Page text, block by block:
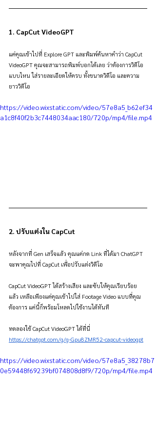
1. CapCut VideoGPT
แค่คุณเข้าไปที่ Explore GPT และพิมพ์ค้นหาคำว่า CapCut
VideoGPT คุณจะสามารถพิมพ์บอกได้เลย ว่าต้องการวิดีโอ
แบบไหน ใส่รายละเอียดให้ครบ ทั้งขนาดวิดีโอ และความ
ยาววิดีโอ
https://video.wixstatic.com/video/57e8a5_b62ef34
a1c8f40f2b3c7448034aac180/720p/mp4/file.mp4
2. ปรับแต่งใน CapCut
หลังจากที่ Gen เสร็จแล้ว คุณแค่กด Link ที่ได้มา ChatGPT
จะพาคุณไปที่ CapCut เพื่อปรับแต่งวิดีโอ
CapCut VideoGPT ได้สร้างเสียง และซับให้คุณเรียบร้อย
แล้ว เหลือเพียงแค่คุณเข้าไปใส่ Footage Video แบบที่คุณ
ต้องการ แค่นี้ก็พร้อมโหลดไปใช้งานได้ทันที
ทดลองใช้ CapCut VideoGPT ได้ที่นี่
https://chatgpt.com/g/g-Gpu8ZMR52-capcut-videogpt
https://video.wixstatic.com/video/57e8a5_38278b7
0e59448f69239bf074808d8f9/720p/mp4/file.mp4